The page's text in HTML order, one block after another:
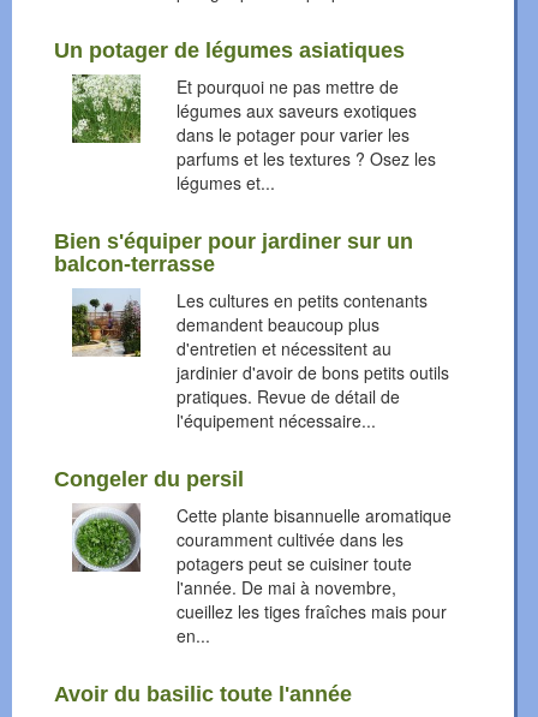
Un potager de légumes asiatiques
Et pourquoi ne pas mettre de
légumes aux saveurs exotiques
dans le potager pour varier les
parfums et les textures ? Osez les
légumes et...
Bien s'équiper pour jardiner sur un
balcon-terrasse
Les cultures en petits contenants
demandent beaucoup plus
d'entretien et nécessitent au
jardinier d'avoir de bons petits outils
pratiques. Revue de détail de
l'équipement nécessaire...
Congeler du persil
Cette plante bisannuelle aromatique
couramment cultivée dans les
potagers peut se cuisiner toute
l'année. De mai à novembre,
cueillez les tiges fraîches mais pour
en...
Avoir du basilic toute l'année